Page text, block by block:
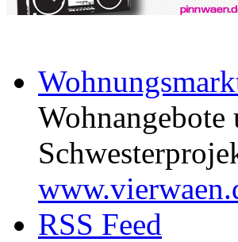
RSS Feed